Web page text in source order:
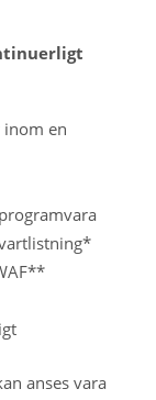
inom en
anses vara